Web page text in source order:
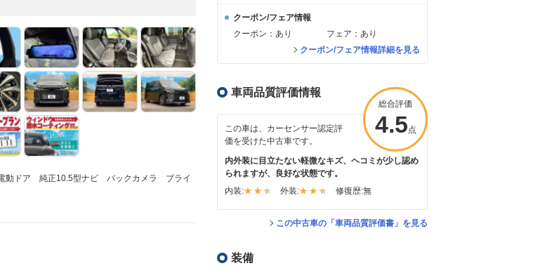
動ドア 純正10.5型ナビ バックカメラ ブライ
クーポン/フェア情報
クーポン：あり
フェア：あり
クーポン/フェア情報詳細を見る
車両品質評価情報
総合評価
4.5点
この車は、カーセンサー認定評
価を受けた中古車です。
内外装に目立たない軽微なキズ、ヘコミが少し認め
られますが、良好な状態です。
内装:
外装: 修復歴:無
この中古車の「車両品質評価書」を見る
装備